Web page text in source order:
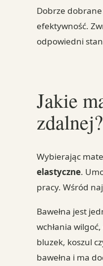
Dobrze
efektywność.
odpowiedni
Jakie
zdalnej?
Wybierając
elastyczne.
pracy. Wśród
Bawełna jest
wchłania
bluzek, koszul
bawełna i ma